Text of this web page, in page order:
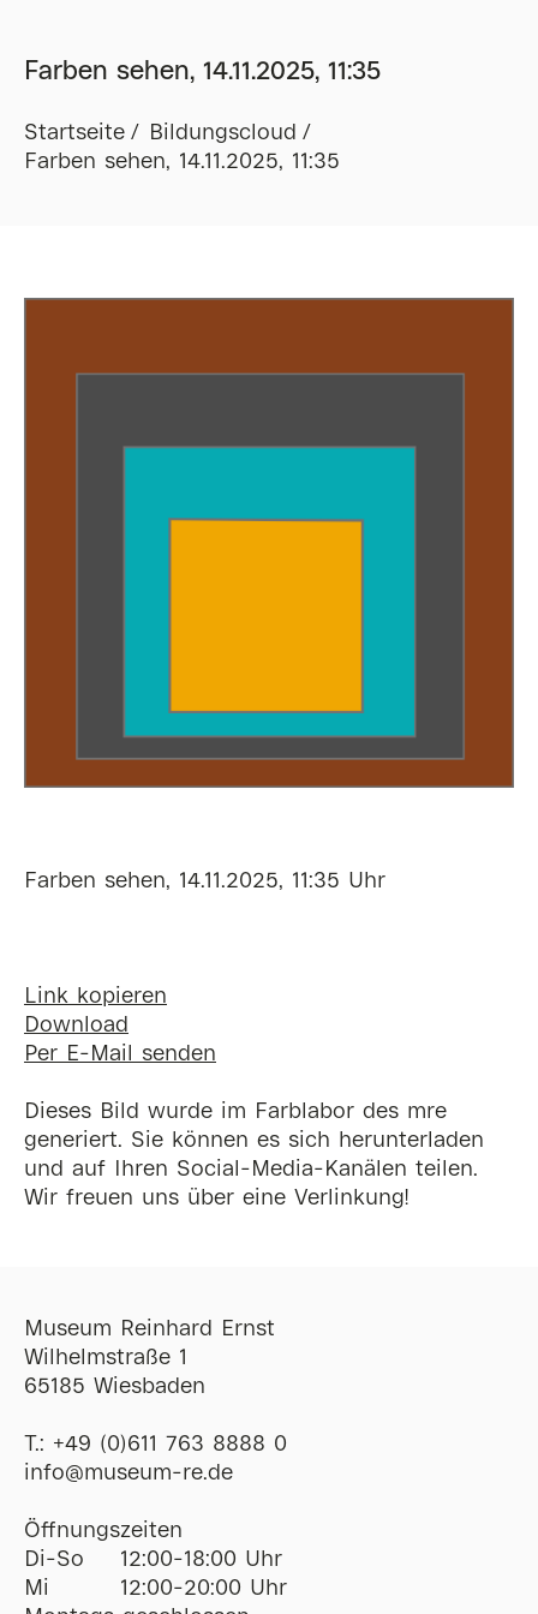
Farben sehen, 14.11.2025, 11:35
Startseite
Bildungscloud
Farben sehen, 14.11.2025, 11:35
Farben sehen, 14.11.2025, 11:35 Uhr
Link kopieren
Download
Per E-Mail senden
Dieses Bild wurde im Farblabor des mre
generiert. Sie können es sich herunterladen
und auf Ihren Social-Media-Kanälen teilen.
Wir freuen uns über eine Verlinkung!
Museum Reinhard Ernst
Wilhelmstraße 1
65185 Wiesbaden
T.: +49 (0)611 763 8888 0
ofni@museum-re de
Öffnungszeiten
Di-So
12:00-18:00 Uhr
Mi
12:00-20:00 Uhr